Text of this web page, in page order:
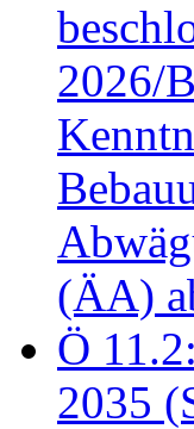
2026/
(ÄA)
Ö
2035